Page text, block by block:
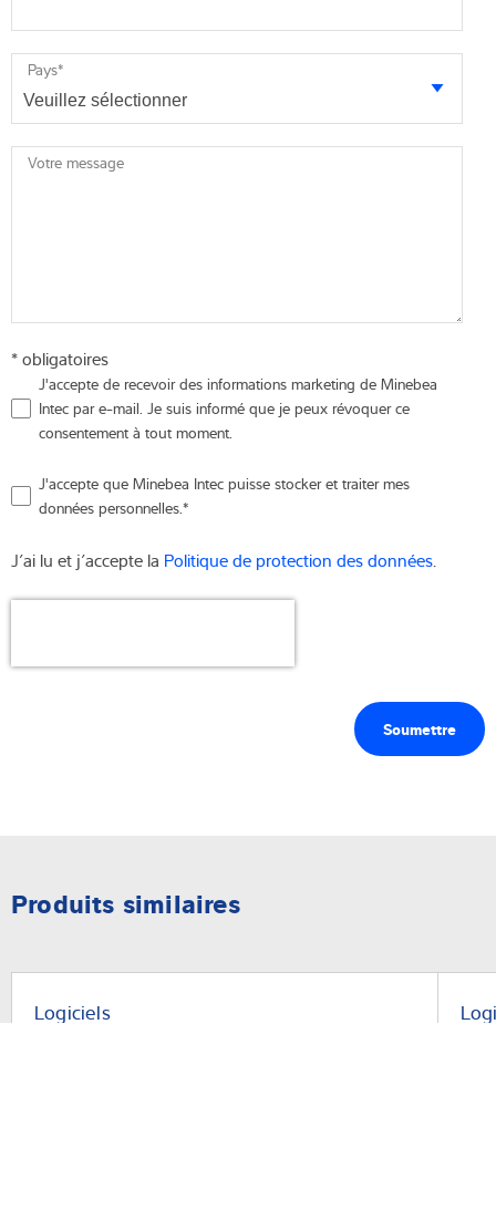
Pays*
Votre message
* obligatoires
J'accepte de recevoir des informations marketing de Minebea
Intec par e-mail. Je suis informé que je peux révoquer ce
consentement à tout moment.
J'accepte que Minebea Intec puisse stocker et traiter mes
données personnelles.*
J’ai lu et j’accepte la Politique de protection des données.
Produits similaires
Logiciels